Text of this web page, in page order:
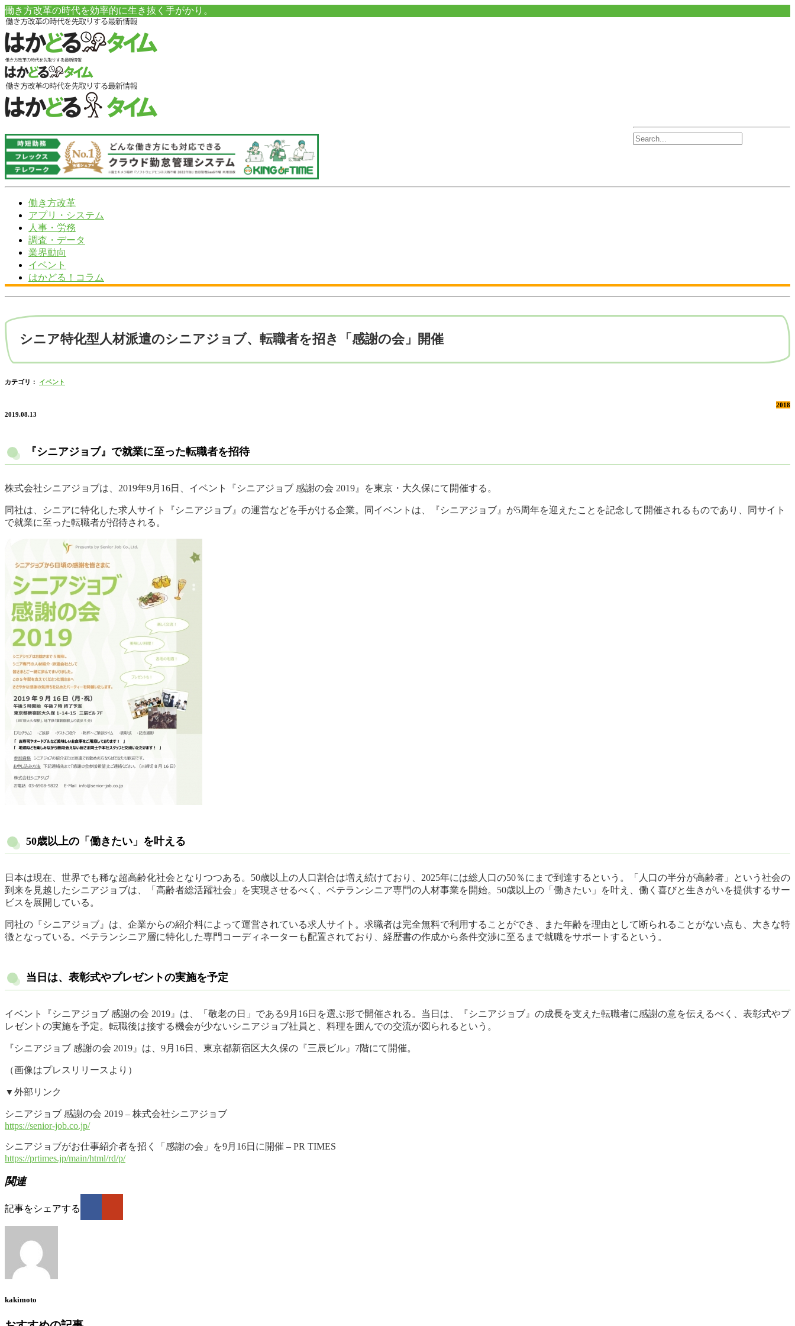
働き方改革の時代を効率的に生き抜く手がかり。
働き方改革
アプリ・システム
人事・労務
調査・データ
業界動向
イベント
はかどる！コラム
シニア特化型人材派遣のシニアジョブ、転職者を招き「感謝の会」開催
カテゴリ： イベント
2018
2019.08.13
『シニアジョブ』で就業に至った転職者を招待
株式会社シニアジョブは、2019年9月16日、イベント『シニアジョブ 感謝の会 2019』を東京・大久保にて開催する。
同社は、シニアに特化した求人サイト『シニアジョブ』の運営などを手がける企業。同イベントは、『シニアジョブ』が5周年を迎えたことを記念して開催されるものであり、同サイト
で就業に至った転職者が招待される。
50歳以上の「働きたい」を叶える
日本は現在、世界でも稀な超高齢化社会となりつつある。50歳以上の人口割合は増え続けており、2025年には総人口の50％にまで到達するという。「人口の半分が高齢者」という社会の
到来を見越したシニアジョブは、「高齢者総活躍社会」を実現させるべく、ベテランシニア専門の人材事業を開始。50歳以上の「働きたい」を叶え、働く喜びと生きがいを提供するサー
ビスを展開している。
同社の『シニアジョブ』は、企業からの紹介料によって運営されている求人サイト。求職者は完全無料で利用することができ、また年齢を理由として断られることがない点も、大きな特
徴となっている。ベテランシニア層に特化した専門コーディネーターも配置されており、経歴書の作成から条件交渉に至るまで就職をサポートするという。
当日は、表彰式やプレゼントの実施を予定
イベント『シニアジョブ 感謝の会 2019』は、「敬老の日」である9月16日を選ぶ形で開催される。当日は、『シニアジョブ』の成長を支えた転職者に感謝の意を伝えるべく、表彰式やプ
レゼントの実施を予定。転職後は接する機会が少ないシニアジョブ社員と、料理を囲んでの交流が図られるという。
『シニアジョブ 感謝の会 2019』は、9月16日、東京都新宿区大久保の『三辰ビル』7階にて開催。
（画像はプレスリリースより）
▼外部リンク
シニアジョブ 感謝の会 2019 – 株式会社シニアジョブ
https://senior-job.co.jp/
シニアジョブがお仕事紹介者を招く「感謝の会」を9月16日に開催 – PR TIMES
https://prtimes.jp/main/html/rd/p/
関連
記事をシェアする
kakimoto